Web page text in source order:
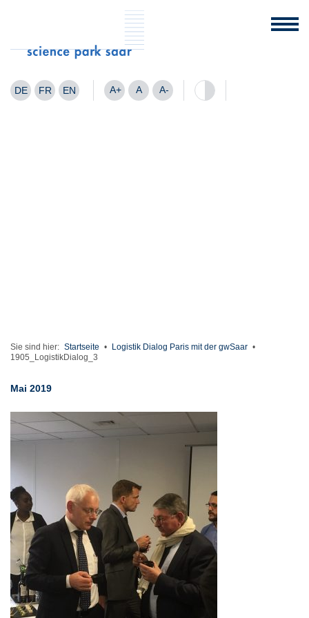
DE FR EN A+ A A-
Sie sind hier: Startseite • Logistik Dialog Paris mit der gwSaar •
1905_LogistikDialog_3
Mai 2019